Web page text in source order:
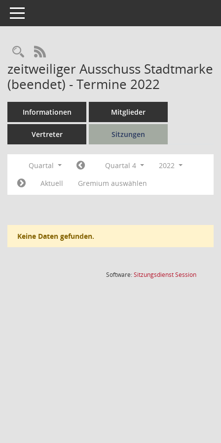
Toggle navigation
Rechercheauswahl
RSS-Feed
zeitweiliger Ausschuss Stadtmarke
(beendet) - Termine 2022
Informationen Mitglieder
Vertreter Sitzungen
Quartal Quartal 4
2022
Aktuell
Gremium auswählen
Keine Daten gefunden.
Software:SitzungsdienstSession(Wird in